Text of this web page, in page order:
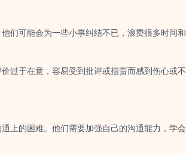
可能会为一些小事纠结不已，浪费很多时间和
于在意，容易受到批评或指责而感到伤心或不
的困难。他们需要加强自己的沟通能力，学会